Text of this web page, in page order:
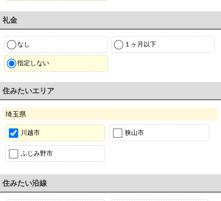
礼金
なし １ヶ月以下
指定しない
住みたいエリア
埼玉県
川越市 狭山市
ふじみ野市
住みたい沿線